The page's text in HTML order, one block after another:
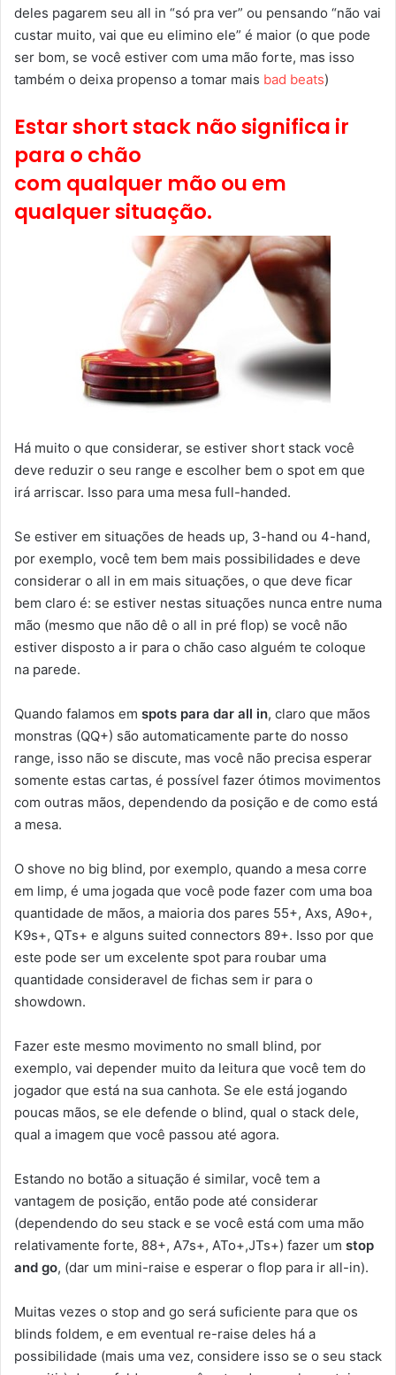
deles pagarem seu all in “só pra ver” ou pensando “não vai
custar muito, vai que eu elimino ele” é maior (o que pode
ser bom, se você estiver com uma mão forte, mas isso
também o deixa propenso a tomar mais bad beats)
Estar short stack não significa ir
para o chão
com qualquer mão ou em
qualquer situação.
Há muito o que considerar, se estiver short stack você
deve reduzir o seu range e escolher bem o spot em que
irá arriscar. Isso para uma mesa full-handed.
Se estiver em situações de heads up, 3-hand ou 4-hand,
por exemplo, você tem bem mais possibilidades e deve
considerar o all in em mais situações, o que deve ficar
bem claro é: se estiver nestas situações nunca entre numa
mão (mesmo que não dê o all in pré flop) se você não
estiver disposto a ir para o chão caso alguém te coloque
na parede.
Quando falamos em spots para dar all in, claro que mãos
monstras (QQ+) são automaticamente parte do nosso
range, isso não se discute, mas você não precisa esperar
somente estas cartas, é possível fazer ótimos movimentos
com outras mãos, dependendo da posição e de como está
a mesa.
O shove no big blind, por exemplo, quando a mesa corre
em limp, é uma jogada que você pode fazer com uma boa
quantidade de mãos, a maioria dos pares 55+, Axs, A9o+,
K9s+, QTs+ e alguns suited connectors 89+. Isso por que
este pode ser um excelente spot para roubar uma
quantidade consideravel de fichas sem ir para o
showdown.
Fazer este mesmo movimento no small blind, por
exemplo, vai depender muito da leitura que você tem do
jogador que está na sua canhota. Se ele está jogando
poucas mãos, se ele defende o blind, qual o stack dele,
qual a imagem que você passou até agora.
Estando no botão a situação é similar, você tem a
vantagem de posição, então pode até considerar
(dependendo do seu stack e se você está com uma mão
relativamente forte, 88+, A7s+, ATo+,JTs+) fazer um stop
and go, (dar um mini-raise e esperar o flop para ir all-in).
Muitas vezes o stop and go será suficiente para que os
blinds foldem, e em eventual re-raise deles há a
possibilidade (mais uma vez, considere isso se o seu stack